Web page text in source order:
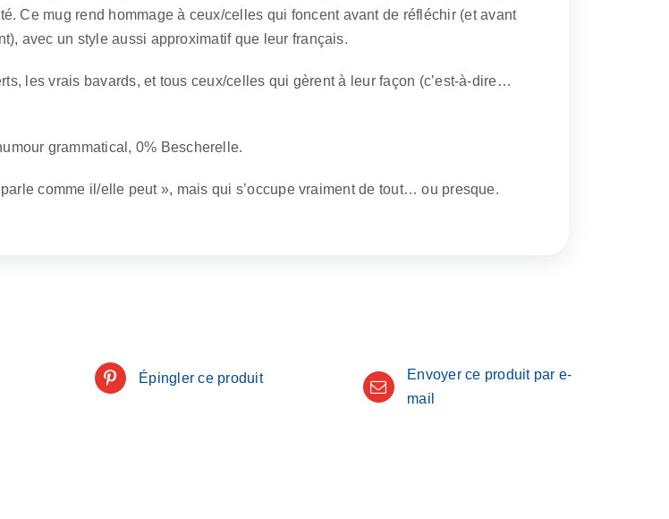
Ce mug rend hommage à ceux/celles qui foncent avant de réfléchir (et avant
avec un style aussi approximatif que leur français.
les vrais bavards, et tous ceux/celles qui gèrent à leur façon (c’est-à-dire…
grammatical, 0% Bescherelle.
comme il/elle peut », mais qui s’occupe vraiment de tout… ou presque.
Épingler ce produit
Envoyer ce produit par e-
mail